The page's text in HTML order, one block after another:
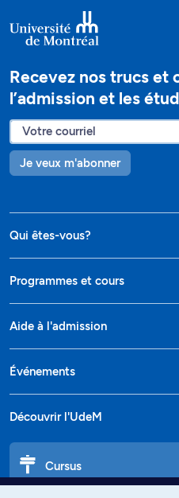
Recevez nos trucs et
l’admission et les
Je veux m'abonner
Qui êtes-vous?
Programmes et cours
Aide à l'admission
Événements
Découvrir l'UdeM
Cursus